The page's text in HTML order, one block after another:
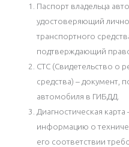
Паспорт владельца
удостоверяющий
транспортного
подтверждающий
СТС (Свидетельство о
средства) – документ,
автомобиля в ГИБДД.
Диагностическая
информацию о
его соответствии